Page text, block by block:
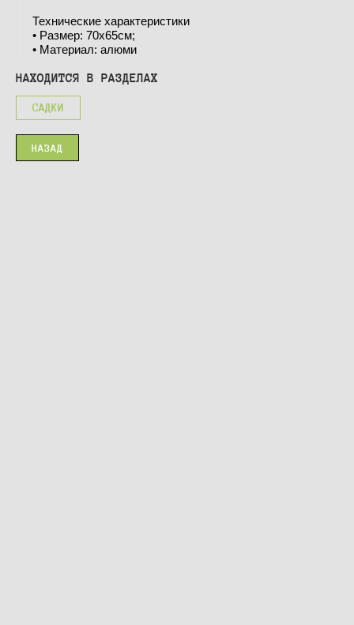
Технические характеристики
• Размер: 70х65см;
• Материал: алюми
НАХОДИТСЯ В РАЗДЕЛАХ
САДКИ
НАЗАД